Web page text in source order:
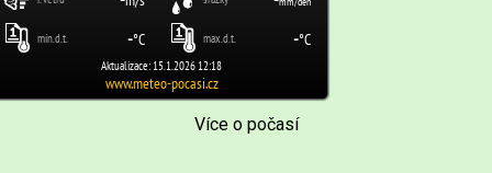
Více o počasí